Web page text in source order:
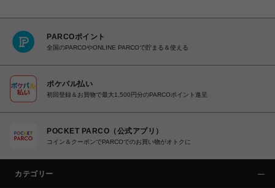
PARCOポイント
全国のPARCOやONLINE PARCOで貯まる＆使える
ポケパル払い
初回登録＆お買物で最大1,500円分のPARCOポイント進呈
POCKET PARCO（公式アプリ）
コイン＆クーポンでPARCOでのお買い物がオトクに
カテゴリー